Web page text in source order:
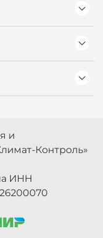
и
Контроль»
ИНН